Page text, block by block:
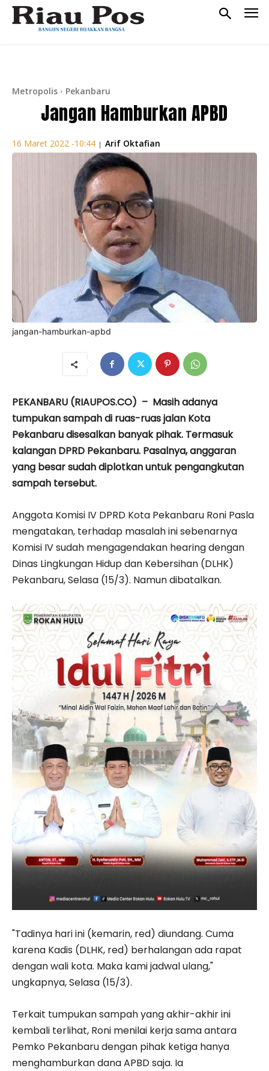
Metropolis Pekanbaru
Jangan Hamburkan APBD
16 Maret 2022 -10:44 | Arif Oktafian
jangan-hamburkan-apbd
PEKANBARU (RIAUPOS.CO) – Masih adanya
tumpukan sampah di ruas-ruas jalan Kota
Pekanbaru disesalkan banyak pihak. Termasuk
kalangan DPRD Pekanbaru. Pasalnya, anggaran
yang besar sudah diplotkan untuk pengangkutan
sampah tersebut.
Anggota Komisi IV DPRD Kota Pekanbaru Roni Pasla
mengatakan, terhadap masalah ini sebenarnya
Komisi IV sudah mengagendakan hearing dengan
Dinas Lingkungan Hidup dan Kebersihan (DLHK)
Pekanbaru, Selasa (15/3). Namun dibatalkan.
"Tadinya hari ini (kemarin, red) diundang. Cuma
karena Kadis (DLHK, red) berhalangan ada rapat
dengan wali kota. Maka kami jadwal ulang,"
ungkapnya, Selasa (15/3).
Terkait tumpukan sampah yang akhir-akhir ini
kembali terlihat, Roni menilai kerja sama antara
Pemko Pekanbaru dengan pihak ketiga hanya
menghamburkan dana APBD saja. Ia